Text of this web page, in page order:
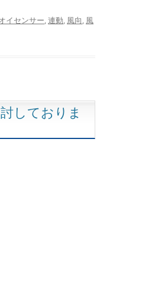
イセンサー,連動, 風向, 風
しておりま